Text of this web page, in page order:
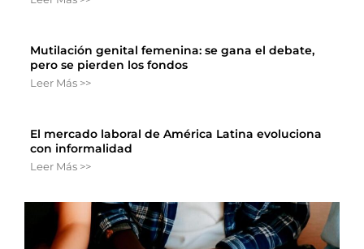
Mutilación genital femenina: se gana el debate,
pero se pierden los fondos
Leer Más >>
El mercado laboral de América Latina evoluciona
con informalidad
Leer Más >>